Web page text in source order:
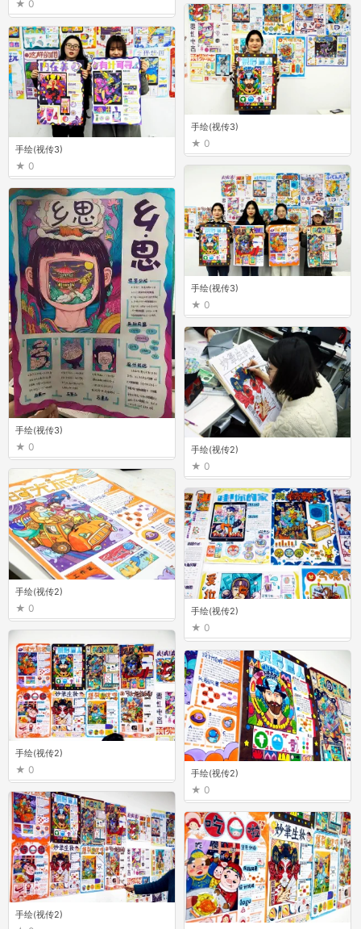
0
手绘(视传3)
0
手绘(视传3)
0
手绘(视传2)
0
手绘(视传2)
0 手绘(视传2)
0
手绘(视传2)
手绘(视传2)
0 手绘(视传2)
0
手绘(视传3)
0
手绘(视传3)
0